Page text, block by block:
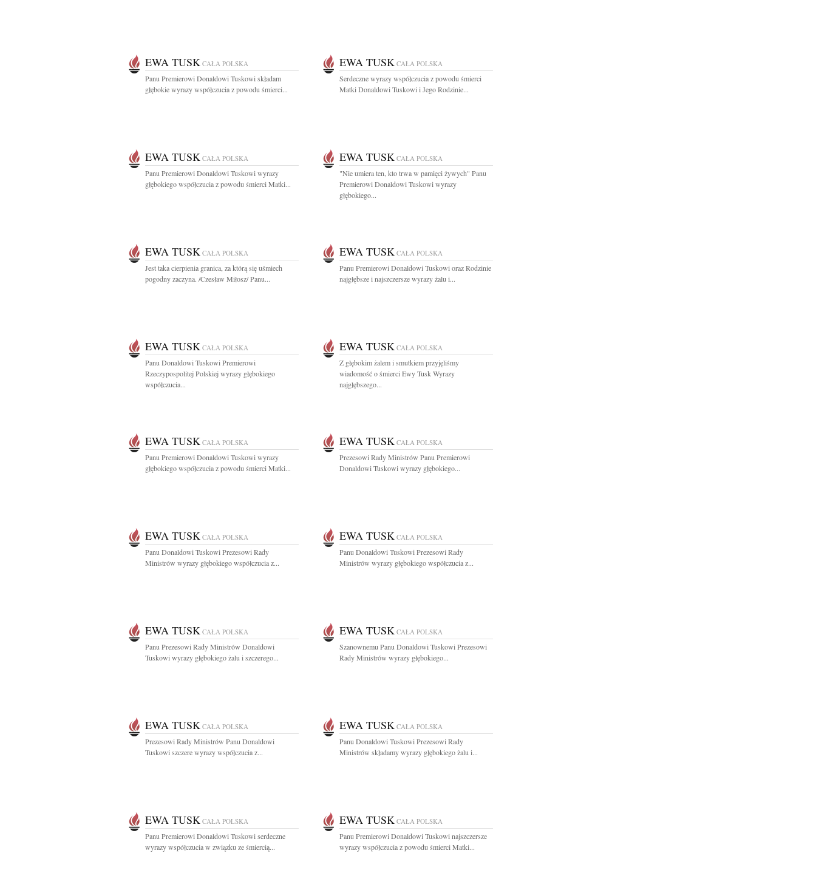
EWA TUSK CAŁA POLSKA
Panu Premierowi Donaldowi Tuskowi składam
głębokie wyrazy współczucia z powodu śmierci...
EWA TUSK CAŁA POLSKA
Serdeczne wyrazy współczucia z powodu śmierci
Matki Donaldowi Tuskowi i Jego Rodzinie...
EWA TUSK CAŁA POLSKA
Panu Premierowi Donaldowi Tuskowi wyrazy
głębokiego współczucia z powodu śmierci Matki...
EWA TUSK CAŁA POLSKA
"Nie umiera ten, kto trwa w pamięci żywych" Panu
Premierowi Donaldowi Tuskowi wyrazy
głębokiego...
EWA TUSK CAŁA POLSKA
Jest taka cierpienia granica, za którą się uśmiech
pogodny zaczyna. /Czesław Miłosz/ Panu...
EWA TUSK CAŁA POLSKA
Panu Premierowi Donaldowi Tuskowi oraz Rodzinie
najgłębsze i najszczersze wyrazy żalu i...
EWA TUSK CAŁA POLSKA
Panu Donaldowi Tuskowi Premierowi
Rzeczypospolitej Polskiej wyrazy głębokiego
współczucia...
EWA TUSK CAŁA POLSKA
Z głębokim żalem i smutkiem przyjęliśmy
wiadomość o śmierci Ewy Tusk Wyrazy
najgłębszego...
EWA TUSK CAŁA POLSKA
Panu Premierowi Donaldowi Tuskowi wyrazy
głębokiego współczucia z powodu śmierci Matki...
EWA TUSK CAŁA POLSKA
Prezesowi Rady Ministrów Panu Premierowi
Donaldowi Tuskowi wyrazy głębokiego...
EWA TUSK CAŁA POLSKA
Panu Donaldowi Tuskowi Prezesowi Rady
Ministrów wyrazy głębokiego współczucia z...
EWA TUSK CAŁA POLSKA
Panu Donaldowi Tuskowi Prezesowi Rady
Ministrów wyrazy głębokiego współczucia z...
EWA TUSK CAŁA POLSKA
Panu Prezesowi Rady Ministrów Donaldowi
Tuskowi wyrazy głębokiego żalu i szczerego...
EWA TUSK CAŁA POLSKA
Szanownemu Panu Donaldowi Tuskowi Prezesowi
Rady Ministrów wyrazy głębokiego...
EWA TUSK CAŁA POLSKA
Prezesowi Rady Ministrów Panu Donaldowi
Tuskowi szczere wyrazy współczucia z...
EWA TUSK CAŁA POLSKA
Panu Donaldowi Tuskowi Prezesowi Rady
Ministrów składamy wyrazy głębokiego żalu i...
EWA TUSK CAŁA POLSKA
Panu Premierowi Donaldowi Tuskowi serdeczne
wyrazy współczucia w związku ze śmiercią...
EWA TUSK CAŁA POLSKA
Panu Premierowi Donaldowi Tuskowi najszczersze
wyrazy współczucia z powodu śmierci Matki...